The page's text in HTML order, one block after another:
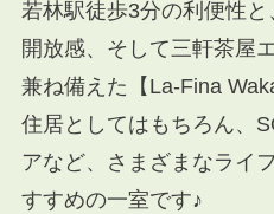
若林駅徒歩3分の利便性
開放感、そして三軒茶屋
兼ね備えた【La-Fina
住居としてはもちろん、
アなど、さまざまなライ
すすめの一室です♪